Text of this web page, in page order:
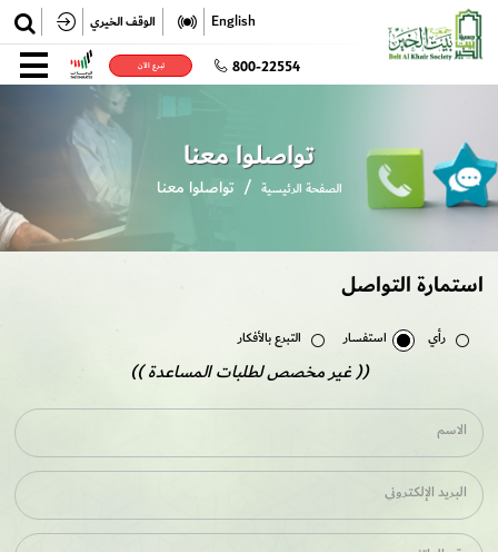
✕ English الوقف الخيري
تسجيل الدخول تسجيل 800-22554 تبرع الآن
تواصلوا معنا
الصفحة الرئيسية تواصلوا معنا
استمارة التواصل
رأي استفسار التبرع بالأفكار
(( غير مخصص لطلبات المساعدة ))
الاسم
البريد الإلكتروني